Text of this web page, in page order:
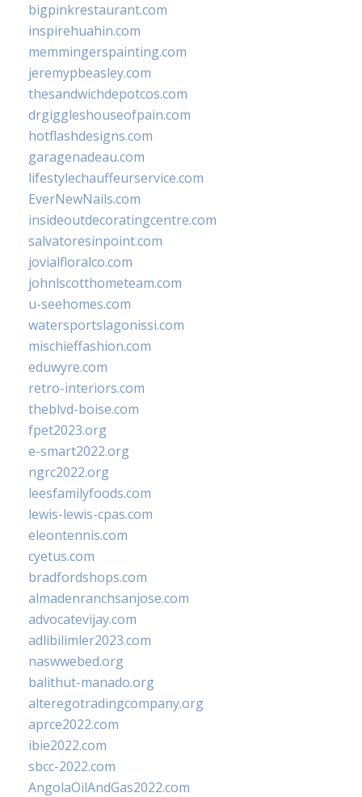
bigpinkrestaurant.com
inspirehuahin.com
memmingerspainting.com
jeremypbeasley.com
thesandwichdepotcos.com
drgiggleshouseofpain.com
hotflashdesigns.com
garagenadeau.com
lifestylechauffeurservice.com
EverNewNails.com
insideoutdecoratingcentre.com
salvatoresinpoint.com
jovialfloralco.com
johnlscotthometeam.com
u-seehomes.com
watersportslagonissi.com
mischieffashion.com
eduwyre.com
retro-interiors.com
theblvd-boise.com
fpet2023.org
e-smart2022.org
ngrc2022.org
leesfamilyfoods.com
lewis-lewis-cpas.com
eleontennis.com
cyetus.com
bradfordshops.com
almadenranchsanjose.com
advocatevijay.com
adlibilimler2023.com
naswwebed.org
balithut-manado.org
alteregotradingcompany.org
aprce2022.com
ibie2022.com
sbcc-2022.com
AngolaOilAndGas2022.com